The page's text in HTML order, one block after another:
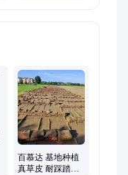
百慕达 基地种植
真草皮 耐踩踏耐